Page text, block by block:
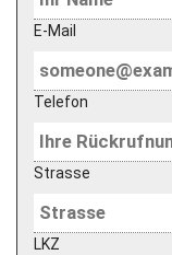
E-Mail
Telefon
Strasse
LKZ